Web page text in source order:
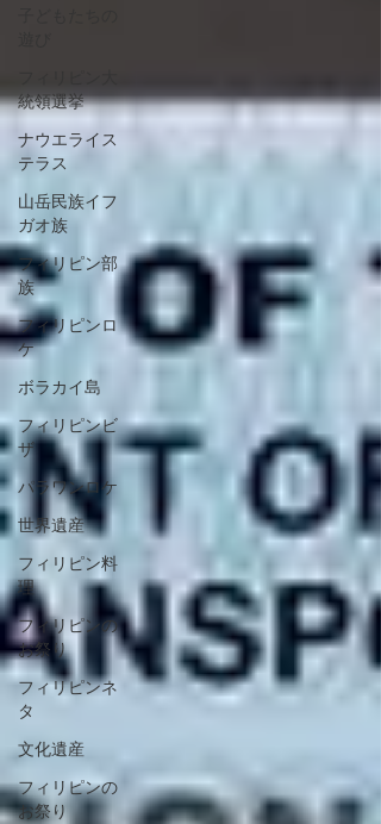
統領選挙
ナウエライス
テラス
山岳民族イフ
ガオ族
フィリピン部
族
フィリピンロ
ケ
ボラカイ島
フィリピンビ
ザ
パラワンロケ
世界遺産
フィリピン料
理
フィリピンの
お祭り
フィリピンネ
タ
文化遺産
フィリピンの
お祭り